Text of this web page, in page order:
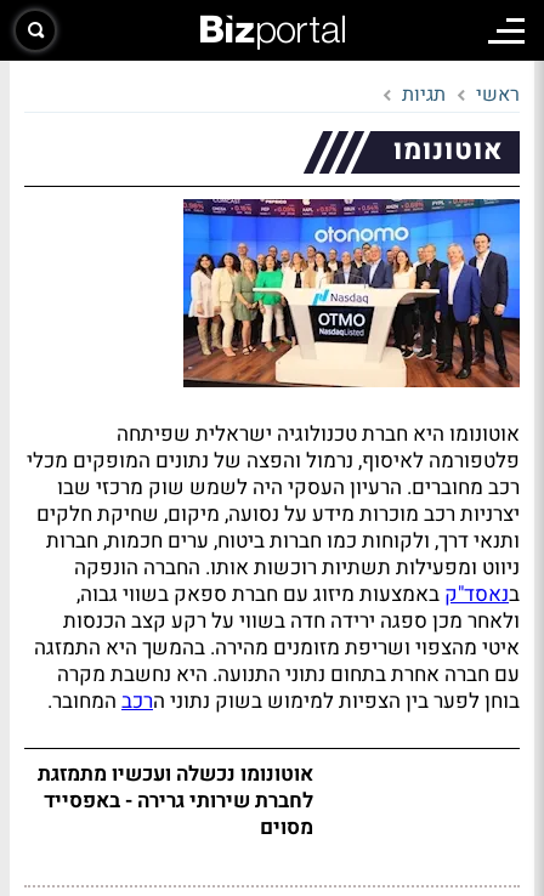
ראשי תגיות
אוטונומו
אוטונומו היא חברת טכנולוגיה ישראלית שפיתחה
פלטפורמה לאיסוף, נרמול והפצה של נתונים המופקים מכלי
רכב מחוברים. הרעיון העסקי היה לשמש שוק מרכזי שבו
יצרניות רכב מוכרות מידע על נסועה, מיקום, שחיקת חלקים
ותנאי דרך, ולקוחות כמו חברות ביטוח, ערים חכמות, חברות
ניווט ומפעילות תשתיות רוכשות אותו. החברה הונפקה
בנאסד"ק באמצעות מיזוג עם חברת ספאק בשווי גבוה,
ולאחר מכן ספגה ירידה חדה בשווי על רקע קצב הכנסות
איטי מהצפוי ושריפת מזומנים מהירה. בהמשך היא התמזגה
עם חברה אחרת בתחום נתוני התנועה. היא נחשבת מקרה
בוחן לפער בין הצפיות למימוש בשוק נתוני הרכב המחובר.
אוטונומו נכשלה ועכשיו מתמזגת
לחברת שירותי גרירה - באפסייד
מסוים